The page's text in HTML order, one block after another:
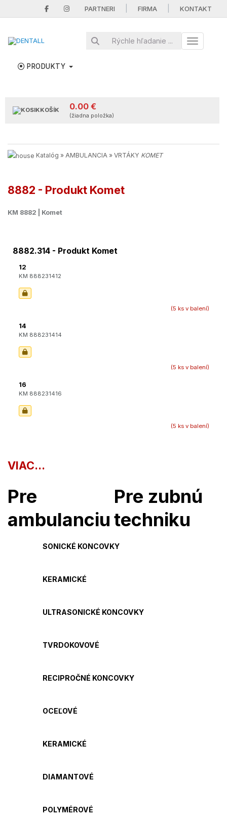
PARTNERI FIRMA KONTAKT
Toggle
PRODUKTY
KOŠÍK 0.00 €
(žiadna položka)
Katalóg » AMBULANCIA » VRTÁKY KOMET
8882 - Produkt Komet
KM 8882 | Komet
8882.314 - Produkt Komet
12
KM 888231412
(5 ks v balení)
14
KM 888231414
(5 ks v balení)
16
KM 888231416
(5 ks v balení)
VIAC...
Pre
ambulanciu
Pre zubnú
techniku
SONICKÉ KONCOVKY
KERAMICKÉ
ULTRASONICKÉ KONCOVKY
TVRDOKOVOVÉ
RECIPROČNÉ KONCOVKY
OCEĽOVÉ
KERAMICKÉ
DIAMANTOVÉ
POLYMÉROVÉ